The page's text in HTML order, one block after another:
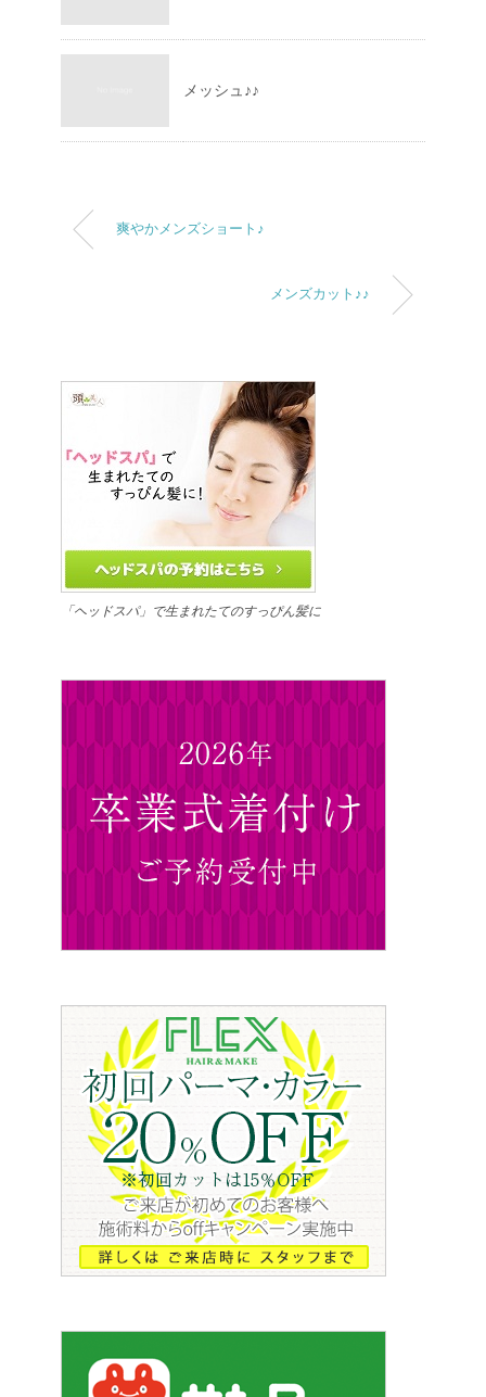
メッシュ♪♪
爽やかメンズショート♪
メンズカット♪♪
「ヘッドスパ」で生まれたてのすっぴん髪に